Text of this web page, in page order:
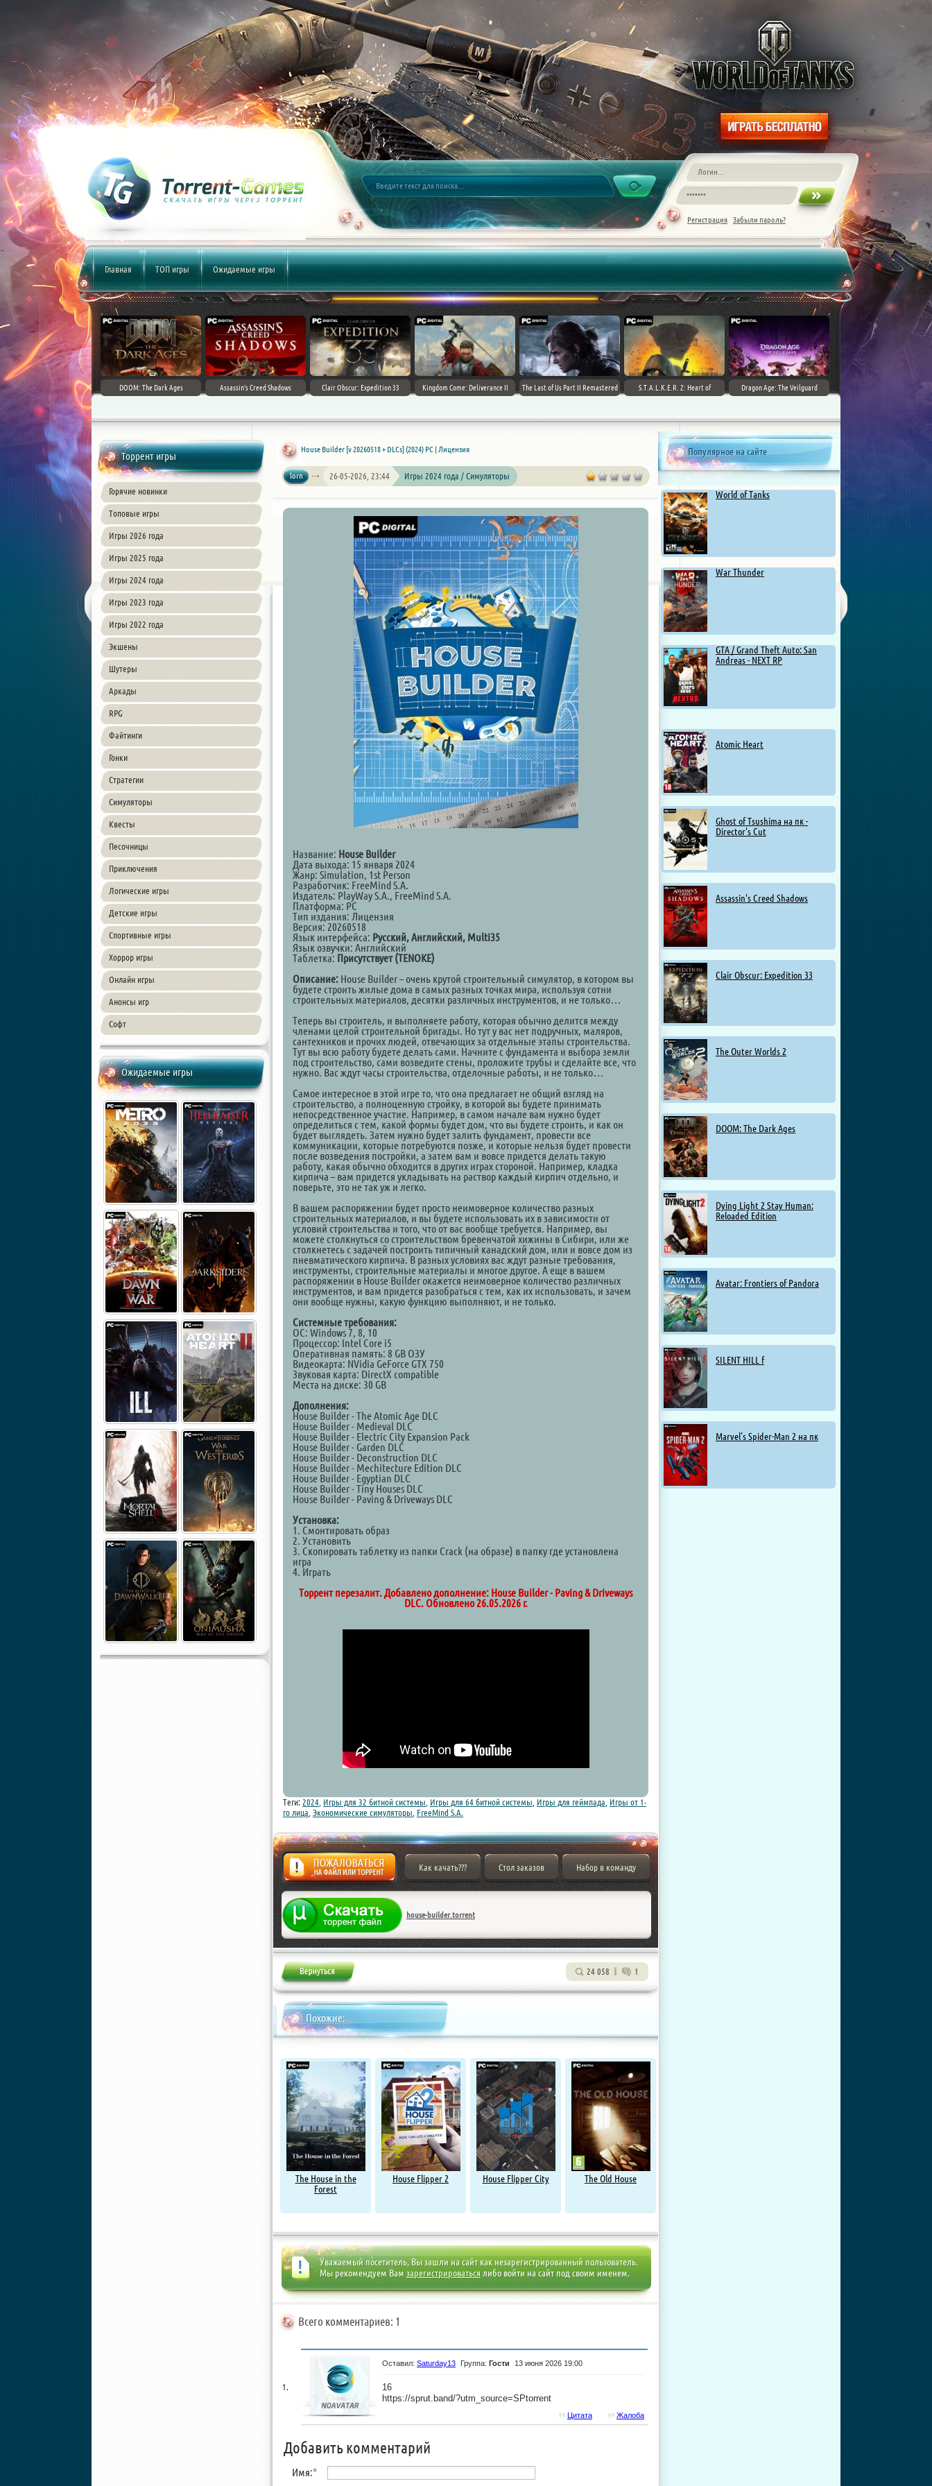
Регистрация Забыли пароль?
Главная ТОП игры Ожидаемые игры
DOOM: The Dark Ages Assassin's Creed Shadows Clair Obscur: Expedition 33 Kingdom Come: Deliverance II The Last of Us Part II Remastered
S.T.A.L.K.E.R. 2: Heart of
Dragon Age: The Veilguard
Торрент игры
Горячие новинки
Топовые игры
Игры 2026 года
Игры 2025 года
Игры 2024 года
Игры 2023 года
Игры 2022 года
Экшены
Шутеры
Аркады
RPG
Файтинги
Гонки
Стратегии
Симуляторы
Квесты
Песочницы
Приключения
Логические игры
Детские игры
Спортивные игры
Хоррор игры
Онлайн игры
Анонсы игр
Софт
Ожидаемые игры
Популярное на сайте
World of Tanks
War Thunder
GTA / Grand Theft Auto: San
Andreas - NEXT RP
Atomic Heart
Ghost of Tsushima на пк -
Director's Cut
Assassin's Creed Shadows
Clair Obscur: Expedition 33
The Outer Worlds 2
DOOM: The Dark Ages
Dying Light 2 Stay Human:
Reloaded Edition
Avatar: Frontiers of Pandora
SILENT HILL f
Marvel’s Spider-Man 2 на пк
House Builder [v 20260518 + DLCs] (2024) PC | Лицензия
lorn 26-05-2026, 23:44 Игры 2024 года / Симуляторы
Название: House Builder
Дата выхода: 15 января 2024
Жанр: Simulation, 1st Person
Разработчик: FreeMind S.A.
Издатель: PlayWay S.A., FreeMind S.A.
Платформа: PC
Тип издания: Лицензия
Версия: 20260518
Язык интерфейса: Русский, Английский, Multi35
Язык озвучки: Английский
Таблетка: Присутствует (TENOKE)
Описание: House Builder – очень крутой строительный симулятор, в котором вы
будете строить жилые дома в самых разных точках мира, используя сотни
строительных материалов, десятки различных инструментов, и не только…
Теперь вы строитель, и выполняете работу, которая обычно делится между
членами целой строительной бригады. Но тут у вас нет подручных, маляров,
сантехников и прочих людей, отвечающих за отдельные этапы строительства.
Тут вы всю работу будете делать сами. Начните с фундамента и выбора земли
под строительство, сами возведите стены, проложите трубы и сделайте все, что
нужно. Вас ждут часы строительства, отделочные работы, и не только…
Самое интересное в этой игре то, что она предлагает не общий взгляд на
строительство, а полноценную стройку, в которой вы будете принимать
непосредственное участие. Например, в самом начале вам нужно будет
определиться с тем, какой формы будет дом, что вы будете строить, и как он
будет выглядеть. Затем нужно будет залить фундамент, провести все
коммуникации, которые потребуются позже, и которые нельзя будет провести
после возведения постройки, а затем вам и вовсе придется делать такую
работу, какая обычно обходится в других играх стороной. Например, кладка
кирпича – вам придется укладывать на раствор каждый кирпич отдельно, и
поверьте, это не так уж и легко.
В вашем распоряжении будет просто неимоверное количество разных
строительных материалов, и вы будете использовать их в зависимости от
условий строительства и того, что от вас вообще требуется. Например, вы
можете столкнуться со строительством бревенчатой хижины в Сибири, или же
столкнетесь с задачей построить типичный канадский дом, или и вовсе дом из
пневматического кирпича. В разных условиях вас ждут разные требования,
инструменты, строительные материалы и многое другое. А еще в вашем
распоряжении в House Builder окажется неимоверное количество различных
инструментов, и вам придется разобраться с тем, как их использовать, и зачем
они вообще нужны, какую функцию выполняют, и не только.
Системные требования:
ОС: Windows 7, 8, 10
Процессор: Intel Core i5
Оперативная память: 8 GB ОЗУ
Видеокарта: NVidia GeForce GTX 750
Звуковая карта: DirectX compatible
Места на диске: 30 GB
Дополнения:
House Builder - The Atomic Age DLC
House Builder - Medieval DLC
House Builder - Electric City Expansion Pack
House Builder - Garden DLC
House Builder - Deconstruction DLC
House Builder - Mechitecture Edition DLC
House Builder - Egyptian DLC
House Builder - Tiny Houses DLC
House Builder - Paving & Driveways DLC
Установка:
1. Смонтировать образ
2. Установить
3. Скопировать таблетку из папки Crack (на образе) в папку где установлена
игра
4. Играть
Торрент перезалит. Добавлено дополнение: House Builder - Paving & Driveways
DLC. Обновлено 26.05.2026 г.
Теги: 2024 Игры для 32 битной системы Игры для 64 битной системы Игры для геймпада Игры от 1-
го лица Экономические симуляторы FreeMind S.A.
Жалоба
Как качать??? Стол заказов Набор в команду
house-builder.torrent
24 058 1
Похожие:
The House in the
Forest
House Flipper 2 House Flipper City The Old House
Уважаемый посетитель, Вы зашли на сайт как незарегистрированный пользователь.
Мы рекомендуем Вам зарегистрироватьсялибо войти на сайт под своим именем.
Всего комментариев: 1
Оставил: Saturday13 Группа: Гости 13 июня 2026 19:00
16
https://sprut.band/?utm_source=SPtorrent
Жалоба
Цитата
Добавить комментарий
Имя:*